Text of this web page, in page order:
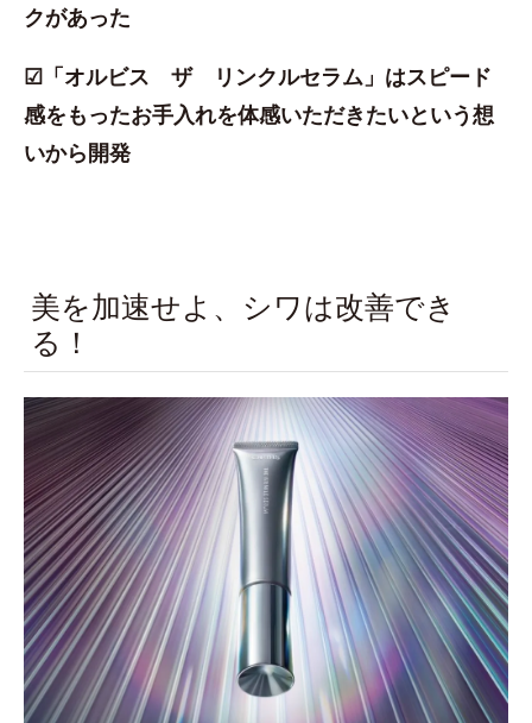
クがあった
☑「オルビス ザ リンクルセラム」はスピード
感をもったお手入れを体感いただきたいという想
いから開発
美を加速せよ、シワは改善でき
る！